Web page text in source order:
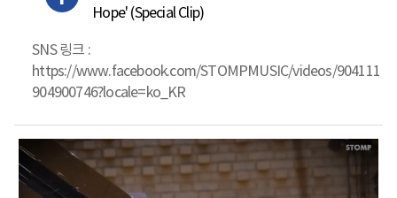
Hope' (Special Clip)
SNS 링크 :
https://www.facebook.com/STOMPMUSIC/videos/904111
904900746?locale=ko_KR